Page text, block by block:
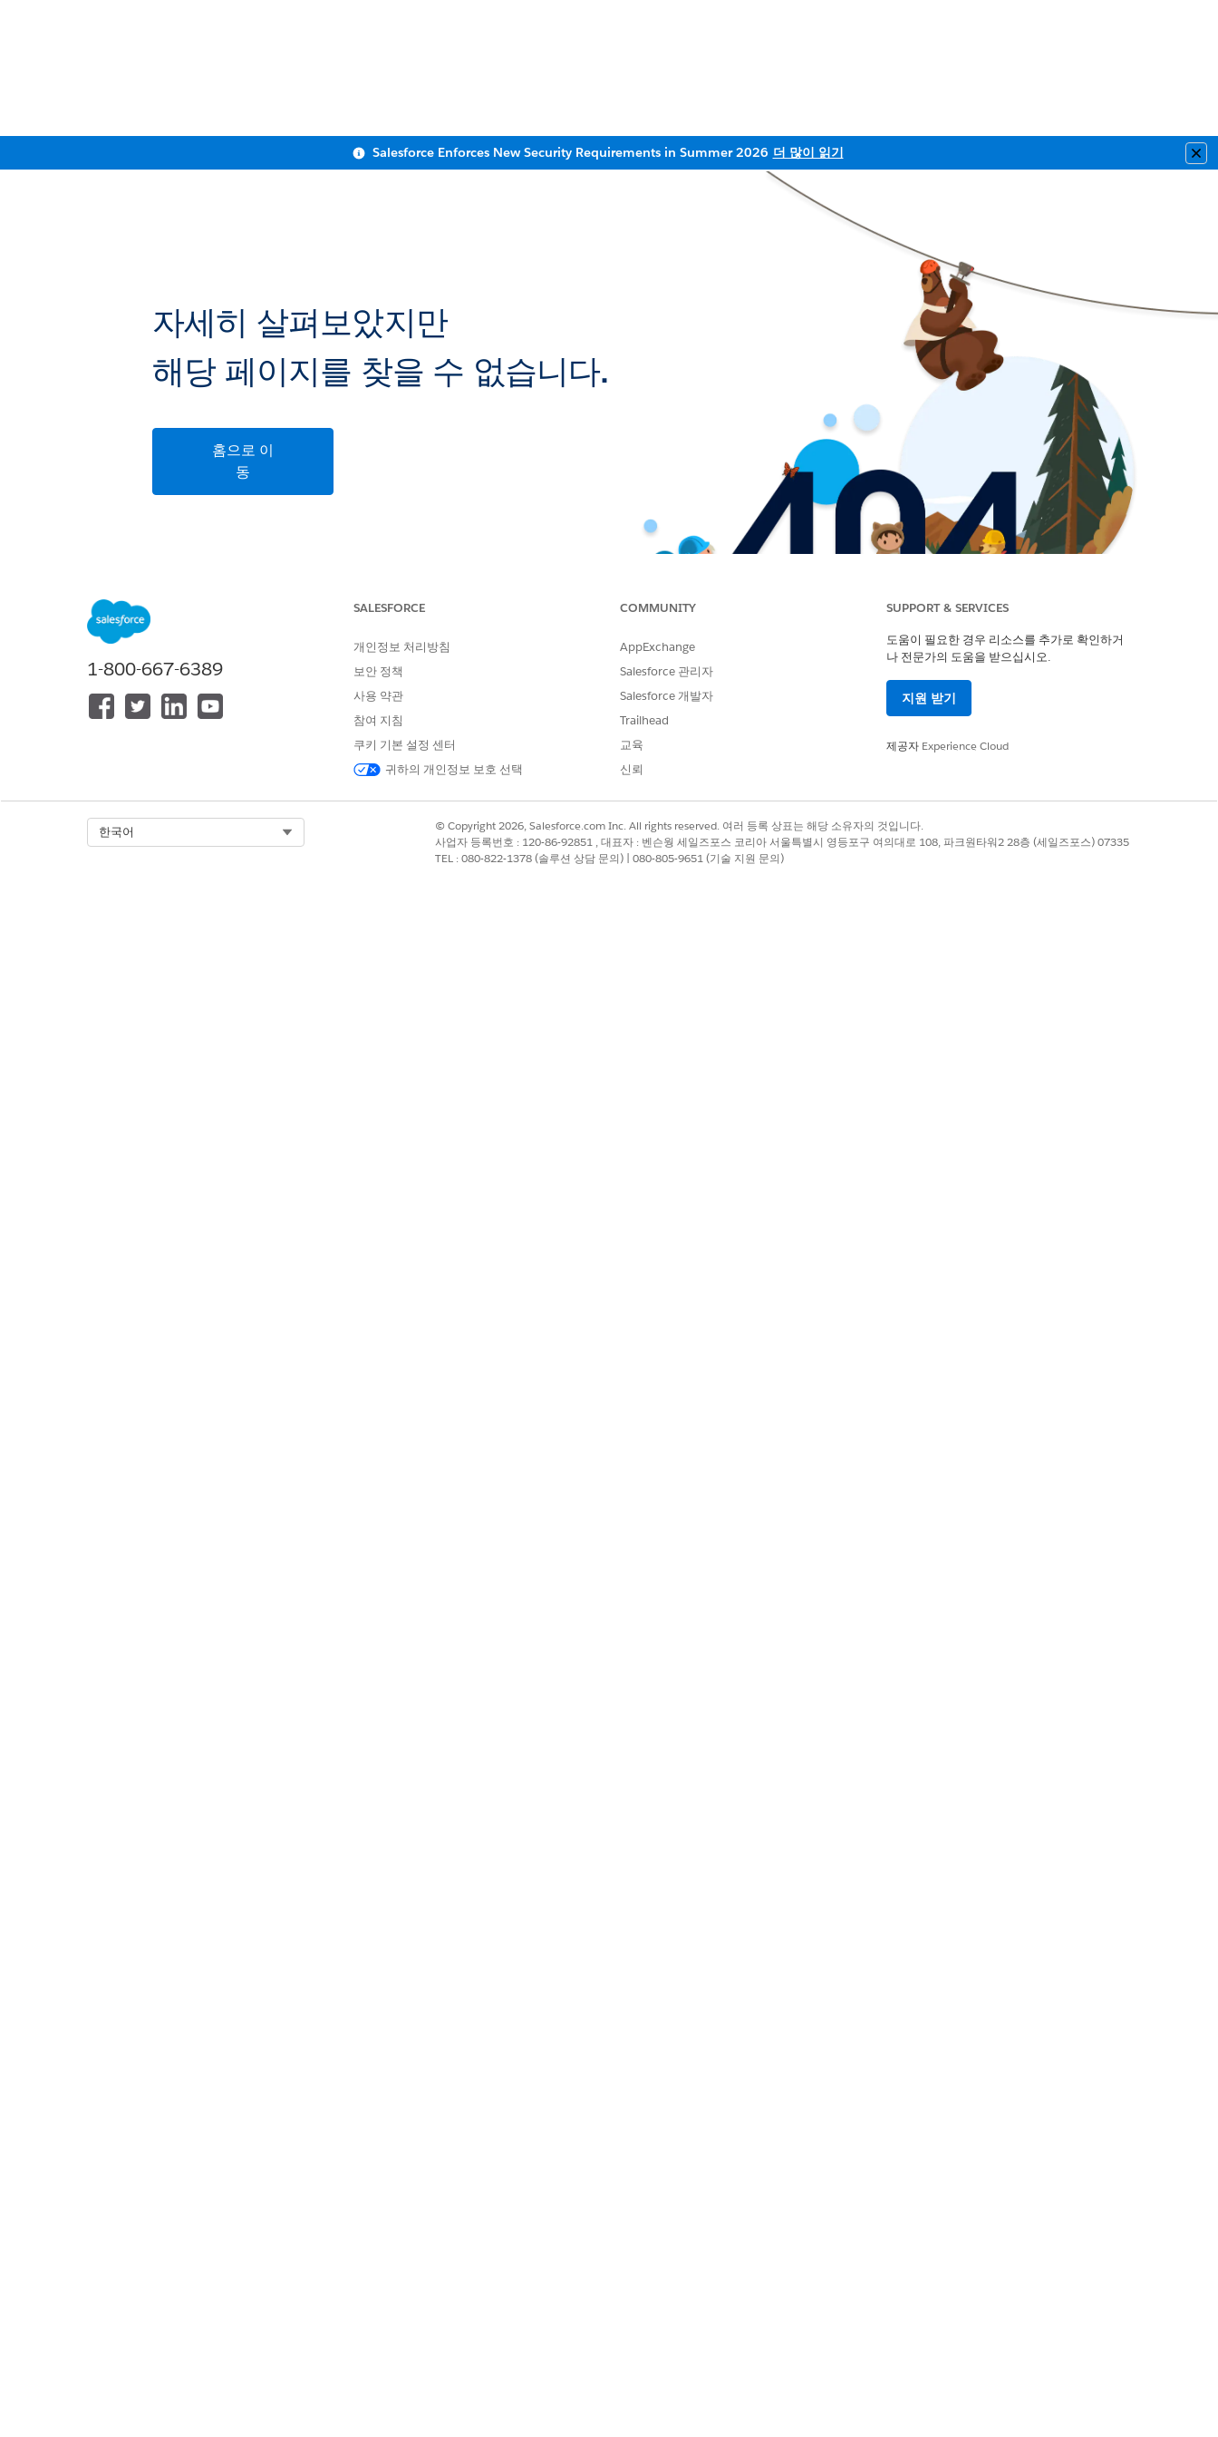
Salesforce Enforces New Security Requirements in Summer 2026 더 많이 읽기
자세히 살펴보았지만
해당 페이지를 찾을 수 없습니다.
홈으로 이
동
1-800-667-6389
SALESFORCE
개인정보 처리방침
보안 정책
사용 약관
참여 지침
쿠키 기본 설정 센터
귀하의 개인정보 보호 선택
COMMUNITY
AppExchange
Salesforce 관리자
Salesforce 개발자
Trailhead
교육
신뢰
SUPPORT & SERVICES
도움이 필요한 경우 리소스를 추가로 확인하거
나 전문가의 도움을 받으십시오.
지원 받기
제공자 Experience Cloud
한국어
© Copyright 2026, Salesforce.com Inc. All rights reserved. 여러 등록 상표는 해당 소유자의 것입니다.
사업자 등록번호 : 120-86-92851 , 대표자 : 벤슨웡 세일즈포스 코리아 서울특별시 영등포구 여의대로 108, 파크원타워2 28층 (세일즈포스) 07335
TEL : 080-822-1378 (솔루션 상담 문의) | 080-805-9651 (기술 지원 문의)